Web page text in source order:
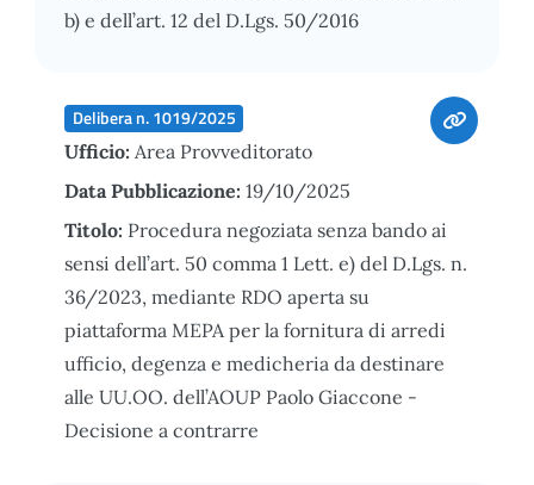
b) e dell’art. 12 del D.Lgs. 50/2016
Delibera n. 1019/2025
Ufficio: Area Provveditorato
Data Pubblicazione: 19/10/2025
Titolo: Procedura negoziata senza bando ai
sensi dell’art. 50 comma 1 Lett. e) del D.Lgs. n.
36/2023, mediante RDO aperta su
piattaforma MEPA per la fornitura di arredi
ufficio, degenza e medicheria da destinare
alle UU.OO. dell’AOUP Paolo Giaccone -
Decisione a contrarre